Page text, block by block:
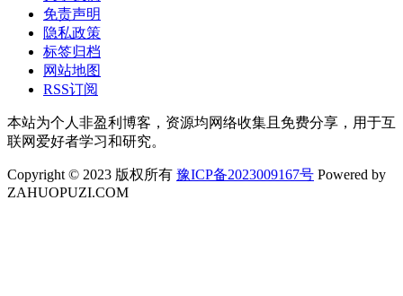
免责声明
隐私政策
标签归档
网站地图
RSS订阅
本站为个人非盈利博客，资源均网络收集且免费分享，用于互
联网爱好者学习和研究。
Copyright © 2023 版权所有 豫ICP备2023009167号 Powered by
ZAHUOPUZI.COM